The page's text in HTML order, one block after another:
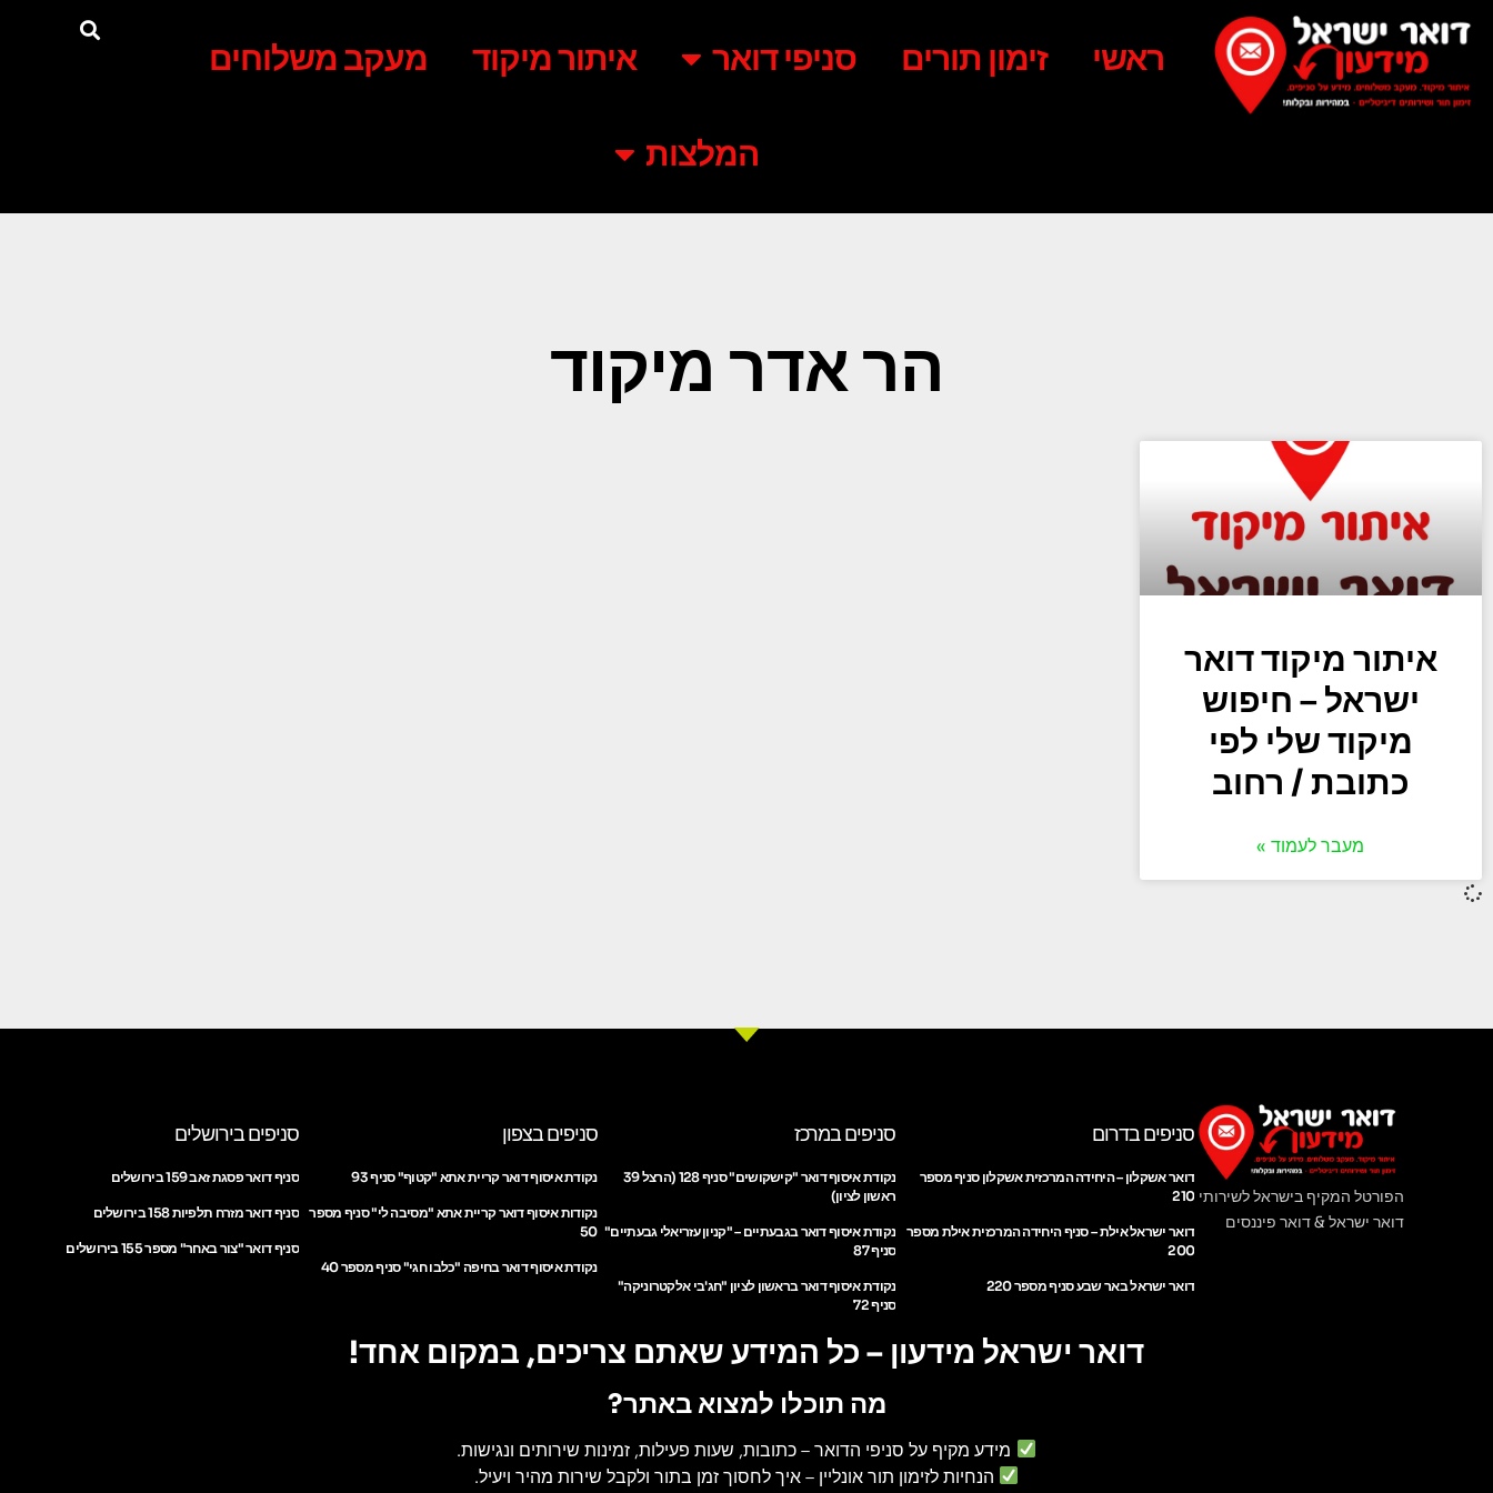
ראשי זימון תורים סניפי דואר איתור מיקוד מעקב משלוחים
המלצות
הר אדר מיקוד
איתור מיקוד דואר
ישראל – חיפוש
מיקוד שלי לפי
כתובת / רחוב
מעבר לעמוד »
הפורטל המקיף בישראל לשירותי
דואר ישראל & דואר פיננסים
סניפים בדרום
דואר אשקלון – היחידה המרכזית אשקלון סניף מספר
210
דואר ישראל אילת – סניף היחידה המרכזית אילת מספר
200
דואר ישראל באר שבע סניף מספר 220
סניפים במרכז
נקודת איסוף דואר "קישקושים" סניף 128 (הרצל 39
ראשון לציון)
נקודת איסוף דואר בגבעתיים – "קניון עזריאלי גבעתיים"
סניף 87
נקודת איסוף דואר בראשון לציון "חג'בי אלקטרוניקה"
סניף 72
סניפים בצפון
נקודת איסוף דואר קריית אתא "קטוף" סניף 93
נקודות איסוף דואר קריית אתא "מסיבה לי" סניף מספר
50
נקודת איסוף דואר בחיפה "כלבו חגי" סניף מספר 40
סניפים בירושלים
סניף דואר פסגת זאב 159 בירושלים
סניף דואר מזרח תלפיות 158 בירושלים
סניף דואר "צור באחר" מספר 155 בירושלים
דואר ישראל מידעון – כל המידע שאתם צריכים, במקום אחד!
מה תוכלו למצוא באתר?
מידע מקיף על סניפי הדואר– כתובות, שעות פעילות, זמינות שירותים ונגישות.
הנחיות לזימון תור אונליין – איך לחסוך זמן בתור ולקבל שירות מהיר ויעיל.